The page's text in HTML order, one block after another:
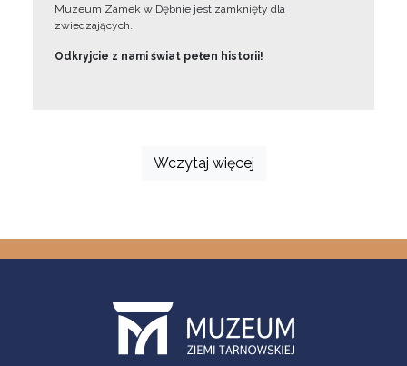
Muzeum Zamek w Dębnie jest zamknięty dla
zwiedzających.
Odkryjcie z nami świat pełen historii!
Wczytaj więcej